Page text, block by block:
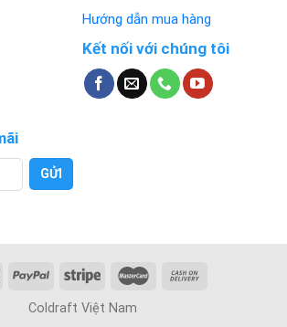
Hướng dẫn mua hàng
Kết nối với chúng tôi
Coldraft Việt Nam